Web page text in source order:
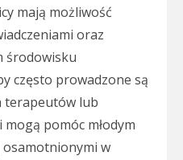
mają możliwość
oraz
środowisku
często prowadzone są
terapeutów lub
pomóc młodym
osamotnionymi w